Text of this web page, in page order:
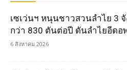
เซเว่นฯ หนุนชาวสวนลำไย 3
กว่า 830 ตันต่อปี ดันลำไยอีดอ
6 สิงหาคม 2026